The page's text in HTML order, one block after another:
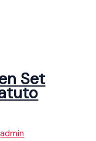
Set
admin